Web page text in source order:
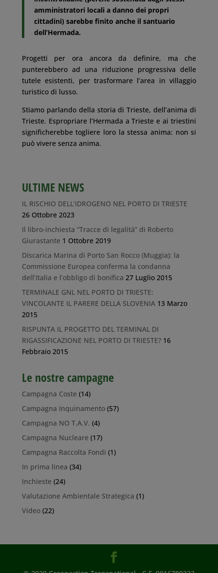
amministratori locali a danno dei propri
cittadini) sarebbe finito anche il santuario
dell’Hermada.
Progetti per ora ancora da definire, ma che
punterebbero ad una riduzione progressiva delle
tutele esistenti, per trasformare l’area in villaggio
turistico di lusso.
Stiamo parlando della storia di Trieste, dell’anima di
Trieste. Espropriare l’Hermada a Trieste e ai triestini
significherebbe togliere loro la stessa anima: non si
può vivere senza anima.
ULTIME NEWS
IL RISCHIO DELL’IDROGENO NEL PORTO DI TRIESTE
26 Ottobre 2023
Il libro-inchiesta “Tracce di legalità” di Roberto
Giurastante 1 Ottobre 2019
Discarica Marina di Porto San Rocco (Muggia): la
Commissione Europea conferma la condanna
dell’Italia e l’obbligo di bonifica 27 Luglio 2015
TERMINALE GNL NEL PORTO DI TRIESTE:
VINCOLANTE IL PARERE DELLA SLOVENIA 13 Marzo
2015
RISPUNTA IL PROGETTO DEL TERMINAL DI
RIGASSIFICAZIONE NEL PORTO DI TRIESTE? 16
Febbraio 2015
Le nostre campagne
Campagna Coste (14)
Campagna Inquinamento(57)
Campagna NO T.A.V. (4)
Campagna Nucleare (17)
Campagna Raccolta Fondi (1)
In prima linea (34)
Inchieste (24)
Valutazione Ambientale Strategica (1)
Video(22)